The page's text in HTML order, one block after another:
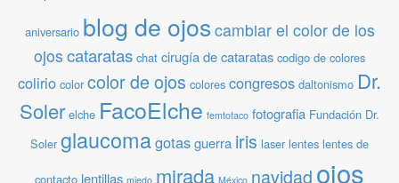
aniversario blog de ojoscambiar el color de los
ojos cataratas chat cirugía de cataratas codigo de colores
colirio color color de ojos colores congresos daltonismo Dr.
Soler elche FacoElche femtofaco fotografia Fundación Dr.
Soler glaucomagotasguerra iris laser lentes lentes de
contacto lentillas miedo mirada México navidad ojos